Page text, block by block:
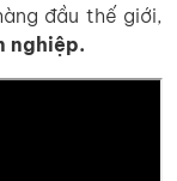
đầu thế giới,
nghiệp.